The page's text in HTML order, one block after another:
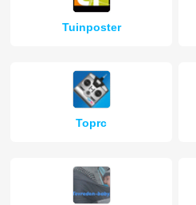
Tuinposter
Toprc